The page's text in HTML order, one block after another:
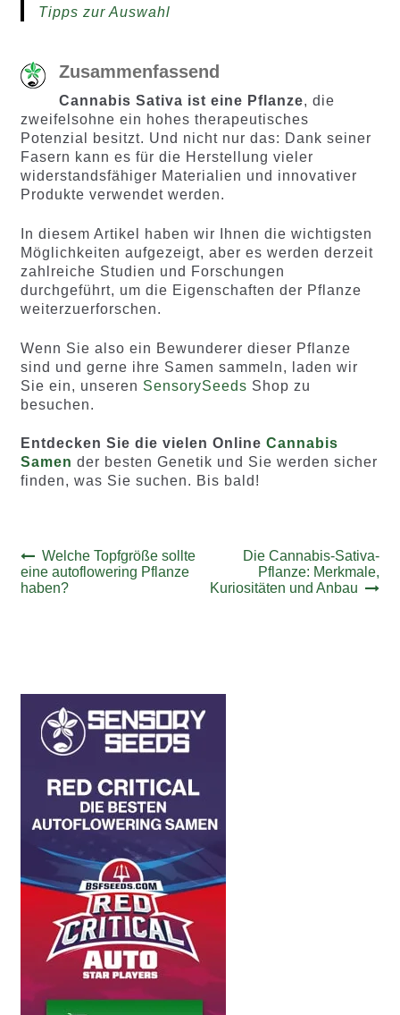
Tipps zur Auswahl
Zusammenfassend
Cannabis Sativa ist eine Pflanze, die
zweifelsohne ein hohes therapeutisches
Potenzial besitzt. Und nicht nur das: Dank seiner
Fasern kann es für die Herstellung vieler
widerstandsfähiger Materialien und innovativer
Produkte verwendet werden.
In diesem Artikel haben wir Ihnen die wichtigsten
Möglichkeiten aufgezeigt, aber es werden derzeit
zahlreiche Studien und Forschungen
durchgeführt, um die Eigenschaften der Pflanze
weiterzuerforschen.
Wenn Sie also ein Bewunderer dieser Pflanze
sind und gerne ihre Samen sammeln, laden wir
Sie ein, unseren SensorySeeds Shop zu
besuchen.
Entdecken Sie die vielen Online Cannabis
Samen der besten Genetik und Sie werden sicher
finden, was Sie suchen. Bis bald!
Beitrags-
Navigation
Vorheriger
Beitrag:
Welche Topfgröße sollte
eine autoflowering Pflanze
haben?
Nächster
Beitrag:
Die Cannabis-Sativa-
Pflanze: Merkmale,
Kuriositäten und Anbau